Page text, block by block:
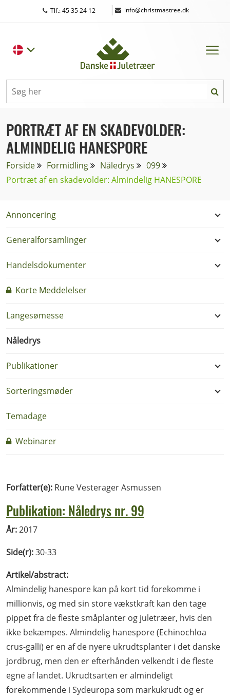
Tlf.: 45 35 24 12 | info@christmastree.dk
PORTRÆT AF EN SKADEVOLDER:
ALMINDELIG HANESPORE
Forside Formidling Nåledrys
099
Portræt af en skadevolder: Almindelig HANESPORE
Annoncering
Generalforsamlinger
Handelsdokumenter
Korte Meddelelser
Langesømesse
Nåledrys
Publikationer
Sorteringsmøder
Temadage
Webinarer
Forfatter(e): Rune Vesterager Asmussen
Publikation: Nåledrys nr. 99
År:2017
Side(r):30-33
Artikel/abstract:
Almindelig hanespore kan på kort tid forekomme i
millionvis, og med sin store vækstkraft kan den tage
pippet fra de fleste småplanter og juletræer, hvis den
ikke bekæmpes. Almindelig hanespore (Echinochloa
crus-galli) er en af de nyere ukrudtsplanter i det danske
jordbrug, men den er efterhånden velkendt i de fleste
egne af landet. Ukrudtsarten er almindeligt
forekommende i Sydeuropa som markukrudt og er